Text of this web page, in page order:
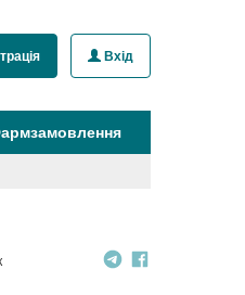
Вхід